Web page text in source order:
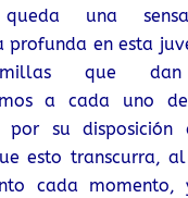
queda una
profunda en esta
que dan
a cada uno
por su disposición
esto transcurra,
cada